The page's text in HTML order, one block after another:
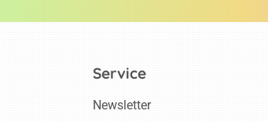
Service
Newsletter